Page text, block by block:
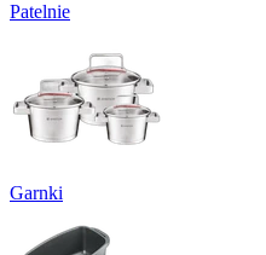
Patelnie
Garnki